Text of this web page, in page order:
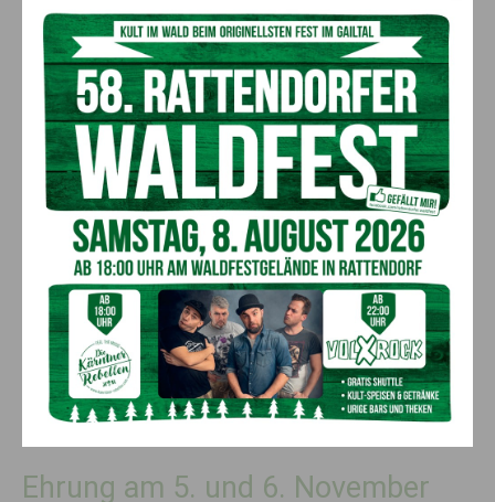
unterrichtet. Pro Schuljahr sind mindestens zwei
Unterrichtseinheiten vorgesehen, die sicherstellen, dass die
Schüler*innen durch regelmäßiges Training mit
lebensrettenden Maßnahmen vertraut sind. Die Projektleitung
übernimmt das Jugendrotkreuz, das die Aus- und
Weiterbildung der Lehrkräfte unterstützt und
Multiplikator*innen bereitstellt.
Mut zum Helfen
„Umfragen belegen, dass etwa 65 Prozent der Bevölkerung
Angst haben, Erste Hilfe zu leisten“, erklärt Landesleiter
Herbert Torta
. „Mit Projekten wie ‚Herzenssache‘ möchten wir
dem entgegenwirken und schon im Kindesalter den Mut zum
Eingreifen fördern.“ Die frühe Schulung stärkt die Kinder nicht
nur in ihren Erste-Hilfe-Kompetenzen, sondern weckt auch ihr
Interesse an der freiwilligen Arbeit beim Roten Kreuz.
Ehrung am 5. und 6. November